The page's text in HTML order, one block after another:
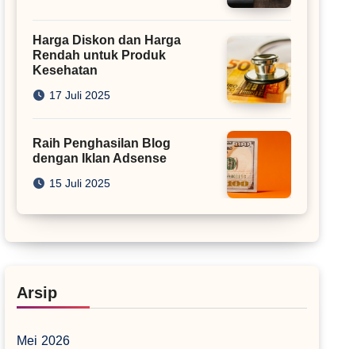
Harga Diskon dan Harga
Rendah untuk Produk
Kesehatan
17 Juli 2025
Raih Penghasilan Blog
dengan Iklan Adsense
15 Juli 2025
Arsip
Mei 2026